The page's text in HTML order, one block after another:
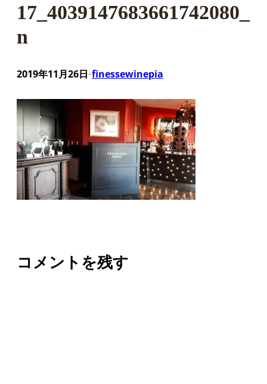
17_4039147683661742080_
n
2019年11月26日•finessewinepia
コメントを残す